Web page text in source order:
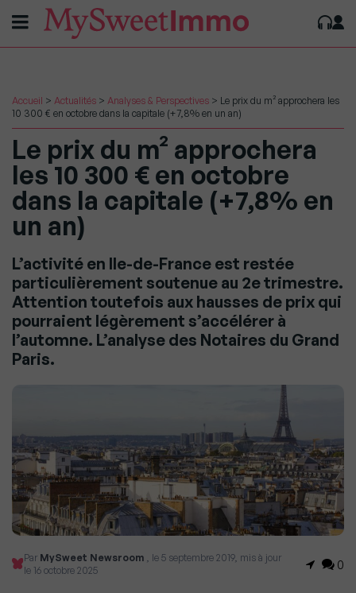
Accueil > Actualités > Analyses & Perspectives > Le prix du m² approchera les
10 300 € en octobre dans la capitale (+7,8% en un an)
Le prix du m² approchera
les 10 300 € en octobre
dans la capitale (+7,8% en
un an)
L’activité en Ile-de-France est restée
particulièrement soutenue au 2e trimestre.
Attention toutefois aux hausses de prix qui
pourraient légèrement s’accélérer à
l’automne. L’analyse des Notaires du Grand
Paris.
Par MySweet Newsroom , le 5 septembre 2019, mis à jour
le 16 octobre 2025
0